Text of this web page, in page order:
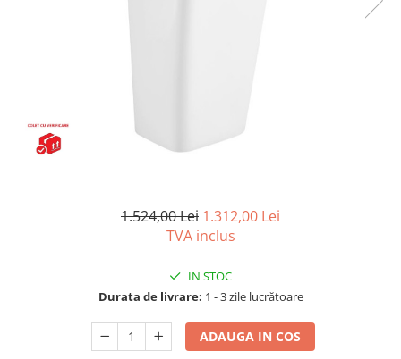
Piedestale
Pisoare
1.524,00 Lei 1.312,00 Lei
TVA inclus
IN STOC
Durata de livrare: 1 - 3 zile lucrătoare
ADAUGA IN COS